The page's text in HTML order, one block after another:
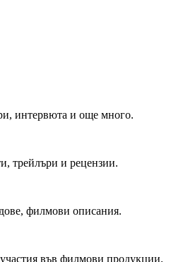
интервюта и още много.
трейлъри и рецензии.
филмови описания.
във филмови продукции.